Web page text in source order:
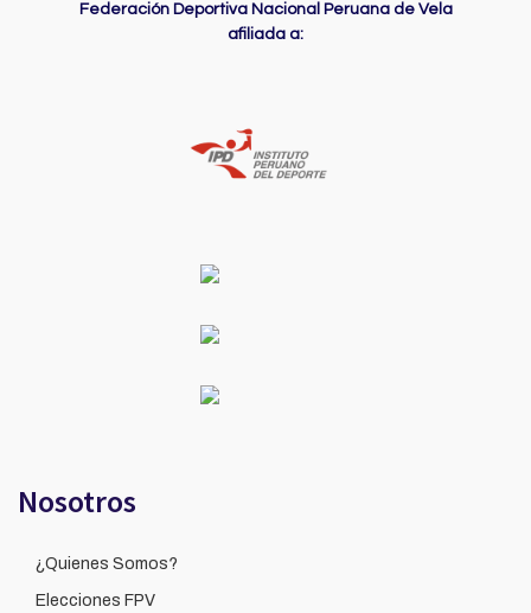
Federación Deportiva Nacional Peruana de Vela
afiliada a:
Nosotros
¿Quienes Somos?
Elecciones FPV